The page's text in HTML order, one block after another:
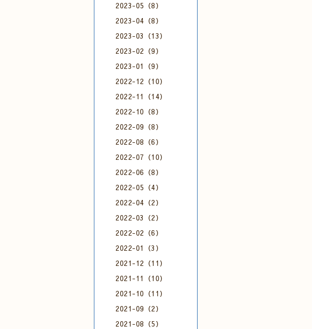
2023-05（8）
2023-04（8）
2023-03（13）
2023-02（9）
2023-01（9）
2022-12（10）
2022-11（14）
2022-10（8）
2022-09（8）
2022-08（6）
2022-07（10）
2022-06（8）
2022-05（4）
2022-04（2）
2022-03（2）
2022-02（6）
2022-01（3）
2021-12（11）
2021-11（10）
2021-10（11）
2021-09（2）
2021-08（5）